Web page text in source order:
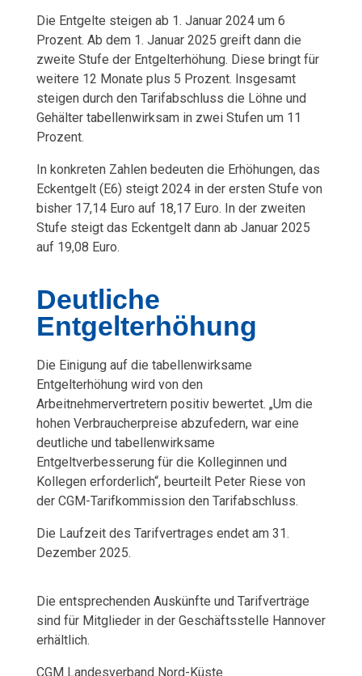
e
s
w
g
H
o
s
e
n
2
0
2
4
Die Entgelte steigen ab 1. Januar 2024 um 6
Prozent. Ab dem 1. Januar 2025 greift dann die
zweite Stufe der Entgelterhöhung. Diese bringt für
weitere 12 Monate plus 5 Prozent. Insgesamt
steigen durch den Tarifabschluss die Löhne und
Gehälter tabellenwirksam in zwei Stufen um 11
Prozent.
In konkreten Zahlen bedeuten die Erhöhungen, das
Eckentgelt (E6) steigt 2024 in der ersten Stufe von
bisher 17,14 Euro auf 18,17 Euro. In der zweiten
Stufe steigt das Eckentgelt dann ab Januar 2025
auf 19,08 Euro.
Deutliche
Entgelterhöhung
Die Einigung auf die tabellenwirksame
Entgelterhöhung wird von den
Arbeitnehmervertretern positiv bewertet. „Um die
hohen Verbraucherpreise abzufedern, war eine
deutliche und tabellenwirksame
Entgeltverbesserung für die Kolleginnen und
Kollegen erforderlich“, beurteilt Peter Riese von
der CGM-Tarifkommission den Tarifabschluss.
Die Laufzeit des Tarifvertrages endet am 31.
Dezember 2025.
Die entsprechenden Auskünfte und Tarifverträge
sind für Mitglieder in der Geschäftsstelle Hannover
erhältlich.
CGM Landesverband Nord-Küste